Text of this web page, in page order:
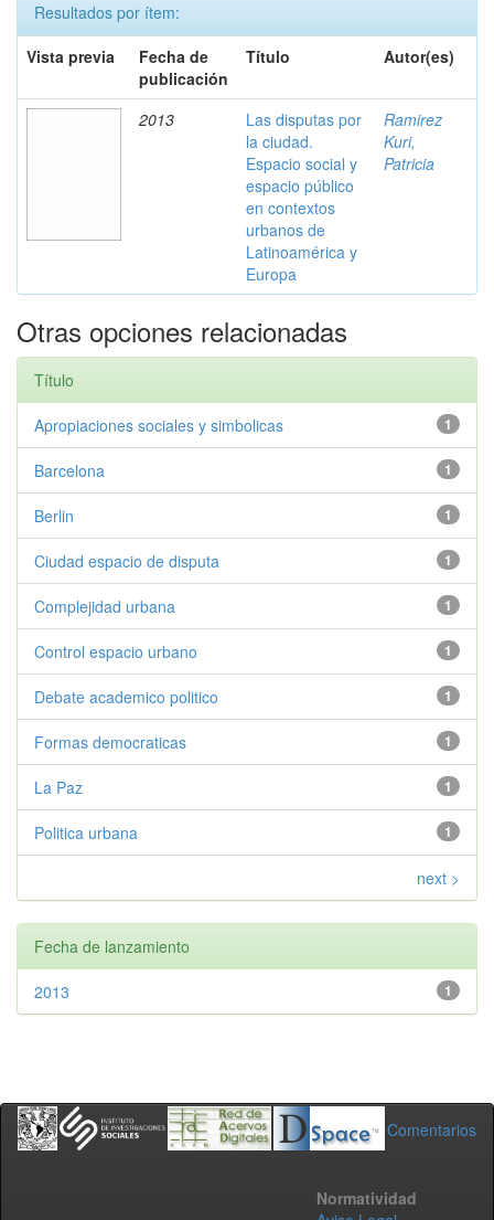
Resultados por ítem:
Vista previa
Fecha de
publicación
Título Autor(es)
2013
Las disputas por
la ciudad.
Espacio social y
espacio público
en contextos
urbanos de
Latinoamérica y
Europa
Ramirez
Kuri,
Patricia
Otras opciones relacionadas
Título
1
Apropiaciones sociales y simbolicas
1
Barcelona
1
Berlin
1
Ciudad espacio de disputa
1
Complejidad urbana
1
Control espacio urbano
1
Debate academico politico
1
Formas democraticas
1
La Paz
1
Politica urbana
next >
Fecha de lanzamiento
1
2013
Comentarios
Normatividad